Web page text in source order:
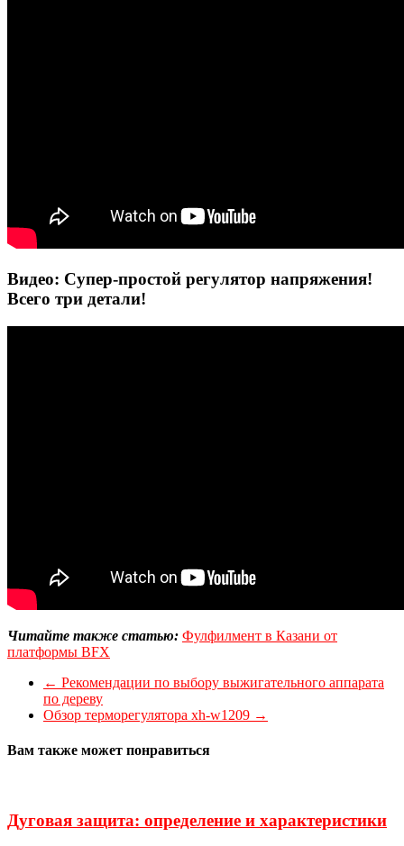
Видео: Супер-простой регулятор напряжения!
Всего три детали!
Читайте также статью: Фулфилмент в Казани от
платформы BFX
← Рекомендации по выбору выжигательного аппарата
по дереву
Обзор терморегулятора xh-w1209 →
Вам также может понравиться
Дуговая защита: определение и характеристики